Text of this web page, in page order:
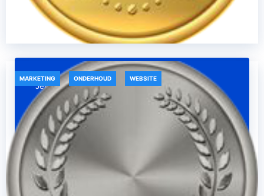
Jevy augustus 4, 2023
Gold
MARKETING ONDERHOUD WEBSITE